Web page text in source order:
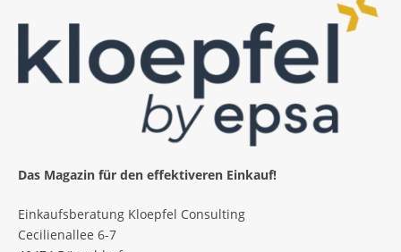
Das Magazin für den effektiveren Einkauf!
Einkaufsberatung Kloepfel Consulting
Cecilienallee 6-7